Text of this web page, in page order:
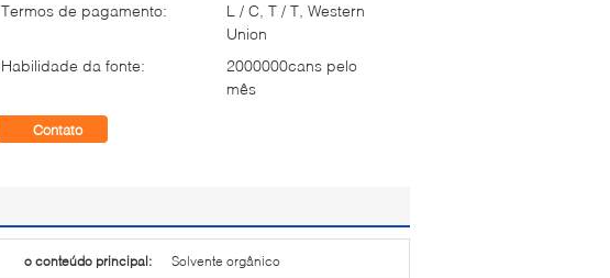
Termos de pagamento:
L / C, T / T, Western
Union
Habilidade da fonte:
2000000cans pelo
mês
Contato
o conteúdo principal: Solvente orgânico